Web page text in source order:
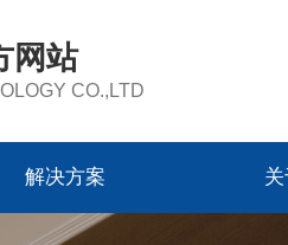
网站
CO.,LTD
解决方案